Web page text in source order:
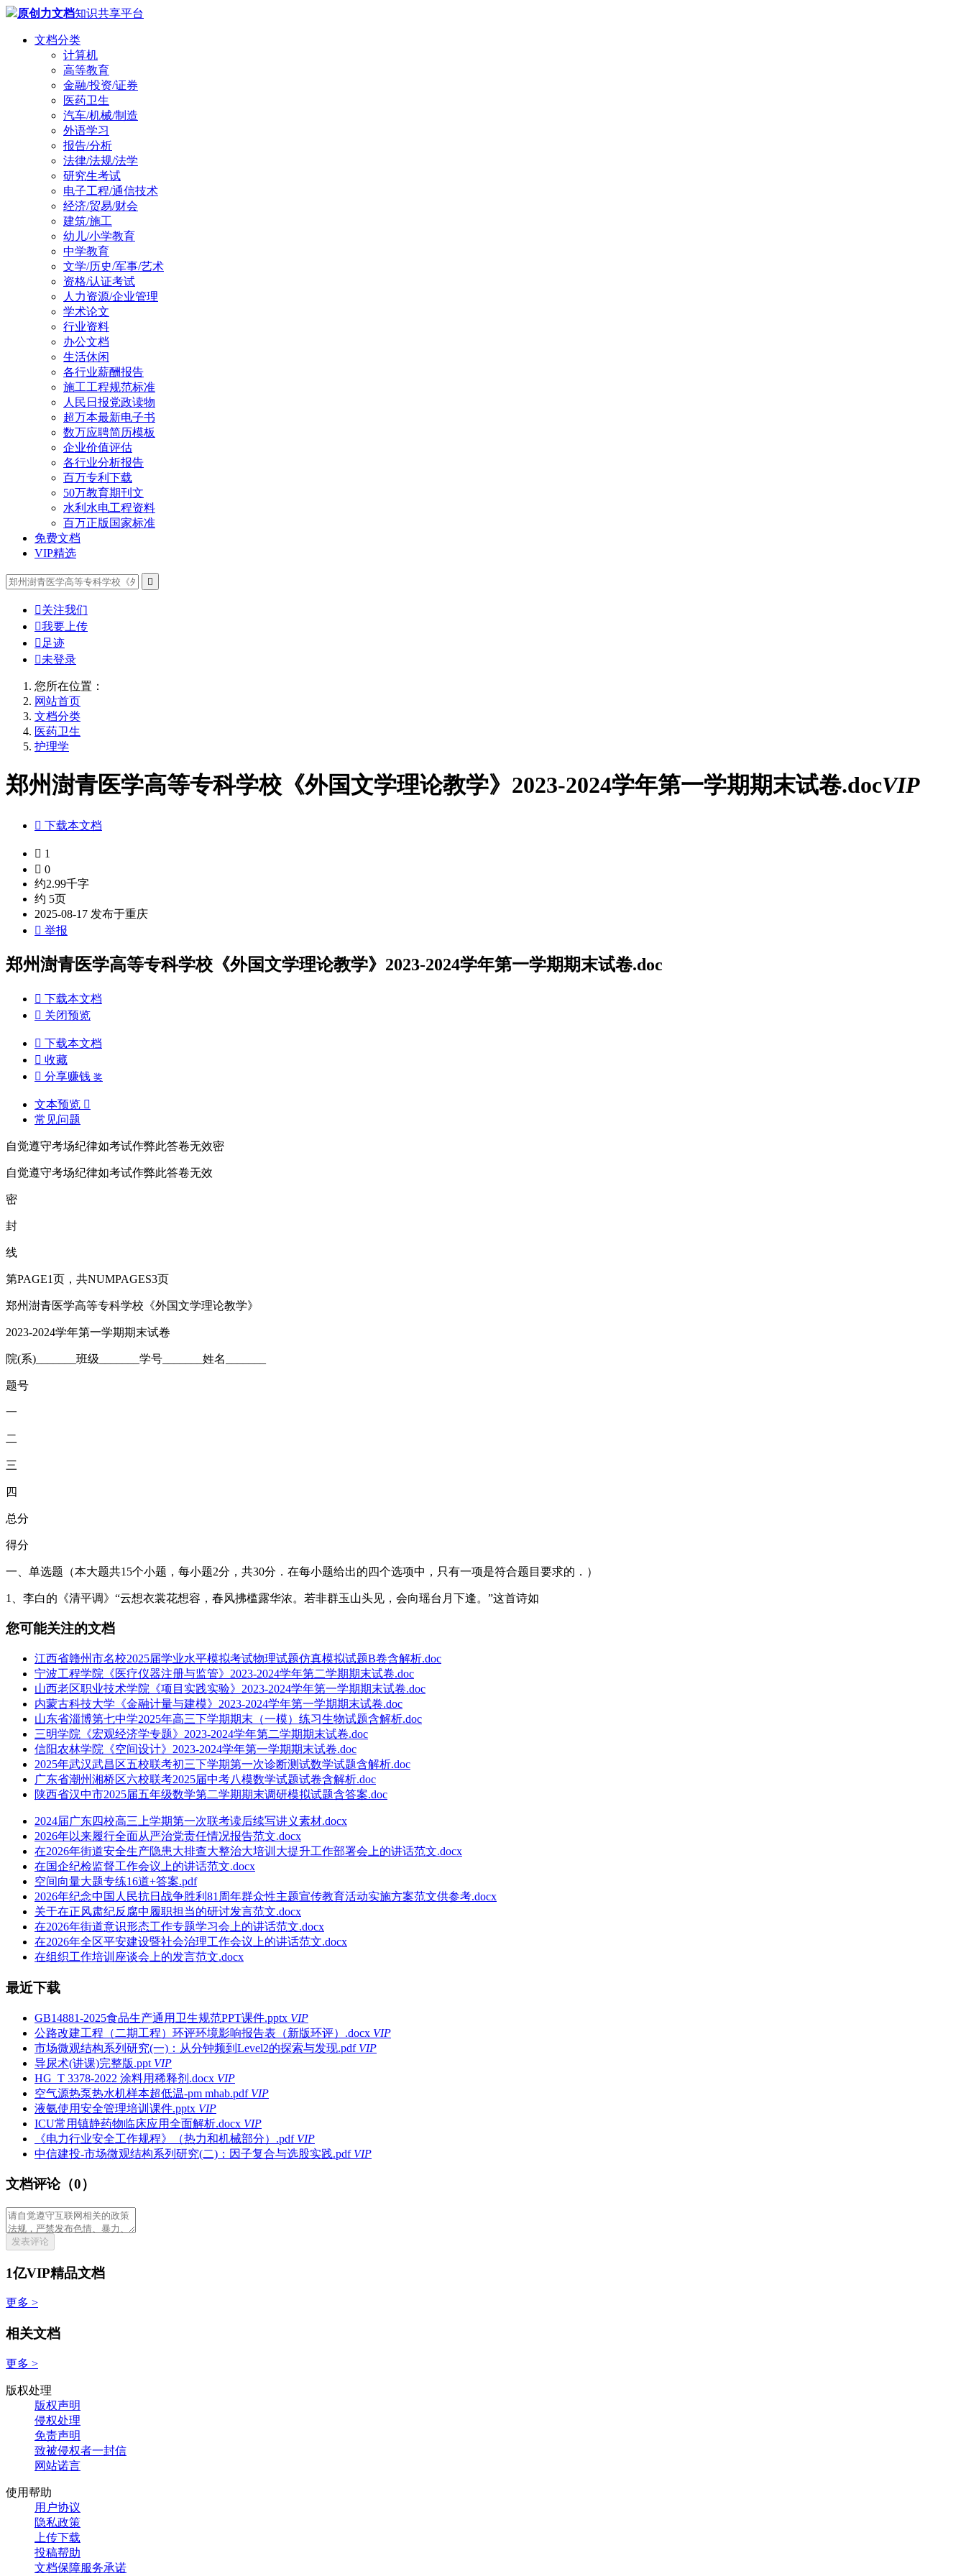
原创力文档知识共享平台
文档分类
计算机
高等教育
金融/投资/证券
医药卫生
汽车/机械/制造
外语学习
报告/分析
法律/法规/法学
研究生考试
电子工程/通信技术
经济/贸易/财会
建筑/施工
幼儿/小学教育
中学教育
文学/历史/军事/艺术
资格/认证考试
人力资源/企业管理
学术论文
行业资料
办公文档
生活休闲
各行业薪酬报告
施工工程规范标准
人民日报党政读物
超万本最新电子书
数万应聘简历模板
企业价值评估
各行业分析报告
百万专利下载
50万教育期刊文
水利水电工程资料
百万正版国家标准
免费文档
VIP精选

关注我们
我要上传
 足迹
未登录
您所在位置：
网站首页
文档分类
医药卫生
护理学
郑州澍青医学高等专科学校《外国文学理论教学》2023-2024学年第一学期期末试卷.docVIP
 下载本文档
 1
 0
约2.99千字
约 5页
2025-08-17 发布于重庆
 举报
郑州澍青医学高等专科学校《外国文学理论教学》2023-2024学年第一学期期末试卷.doc
 下载本文档
 关闭预览
 下载本文档
 收藏
 分享赚钱 奖
文本预览 
常见问题
自觉遵守考场纪律如考试作弊此答卷无效密
自觉遵守考场纪律如考试作弊此答卷无效
密
封
线
第PAGE1页，共NUMPAGES3页
郑州澍青医学高等专科学校《外国文学理论教学》
2023-2024学年第一学期期末试卷
院(系)_______班级_______学号_______姓名_______
题号
一
二
三
四
总分
得分
一、单选题（本大题共15个小题，每小题2分，共30分．在每小题给出的四个选项中，只有一项是符合题目要求的．）
1、李白的《清平调》“云想衣裳花想容，春风拂槛露华浓。若非群玉山头见，会向瑶台月下逢。”这首诗如
您可能关注的文档
江西省赣州市名校2025届学业水平模拟考试物理试题仿真模拟试题B卷含解析.doc
宁波工程学院《医疗仪器注册与监管》2023-2024学年第二学期期末试卷.doc
山西老区职业技术学院《项目实践实验》2023-2024学年第一学期期末试卷.doc
内蒙古科技大学《金融计量与建模》2023-2024学年第一学期期末试卷.doc
山东省淄博第七中学2025年高三下学期期末（一模）练习生物试题含解析.doc
三明学院《宏观经济学专题》2023-2024学年第二学期期末试卷.doc
信阳农林学院《空间设计》2023-2024学年第一学期期末试卷.doc
2025年武汉武昌区五校联考初三下学期第一次诊断测试数学试题含解析.doc
广东省潮州湘桥区六校联考2025届中考八模数学试题试卷含解析.doc
陕西省汉中市2025届五年级数学第二学期期末调研模拟试题含答案.doc
2024届广东四校高三上学期第一次联考读后续写讲义素材.docx
2026年以来履行全面从严治党责任情况报告范文.docx
在2026年街道安全生产隐患大排查大整治大培训大提升工作部署会上的讲话范文.docx
在国企纪检监督工作会议上的讲话范文.docx
空间向量大题专练16道+答案.pdf
2026年纪念中国人民抗日战争胜利81周年群众性主题宣传教育活动实施方案范文供参考.docx
关于在正风肃纪反腐中履职担当的研讨发言范文.docx
在2026年街道意识形态工作专题学习会上的讲话范文.docx
在2026年全区平安建设暨社会治理工作会议上的讲话范文.docx
在组织工作培训座谈会上的发言范文.docx
最近下载
GB14881-2025食品生产通用卫生规范PPT课件.pptx VIP
公路改建工程（二期工程）环评环境影响报告表（新版环评）.docx VIP
市场微观结构系列研究(一)：从分钟频到Level2的探索与发现.pdf VIP
导尿术(讲课)完整版.ppt VIP
HG_T 3378-2022 涂料用稀释剂.docx VIP
空气源热泵热水机样本超低温-pm mhab.pdf VIP
液氨使用安全管理培训课件.pptx VIP
ICU常用镇静药物临床应用全面解析.docx VIP
《电力行业安全工作规程》（热力和机械部分）.pdf VIP
中信建投-市场微观结构系列研究(二)：因子复合与选股实践.pdf VIP
文档评论（0）
发表评论
1亿VIP精品文档
更多 >
相关文档
更多 >
版权处理
版权声明
侵权处理
免责声明
致被侵权者一封信
网站诺言
使用帮助
用户协议
隐私政策
上传下载
投稿帮助
文档保障服务承诺